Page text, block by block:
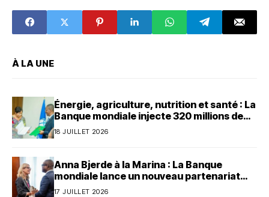
soutenir les
initiatives de
vaccination des
médiatique
renforcée
À LA UNE
Énergie, agriculture, nutrition et santé : La
Banque mondiale injecte 320 millions de
dollars au Bénin
18 JUILLET 2026
Anna Bjerde à la Marina : La Banque
mondiale lance un nouveau partenariat
avec le Bénin
17 JUILLET 2026